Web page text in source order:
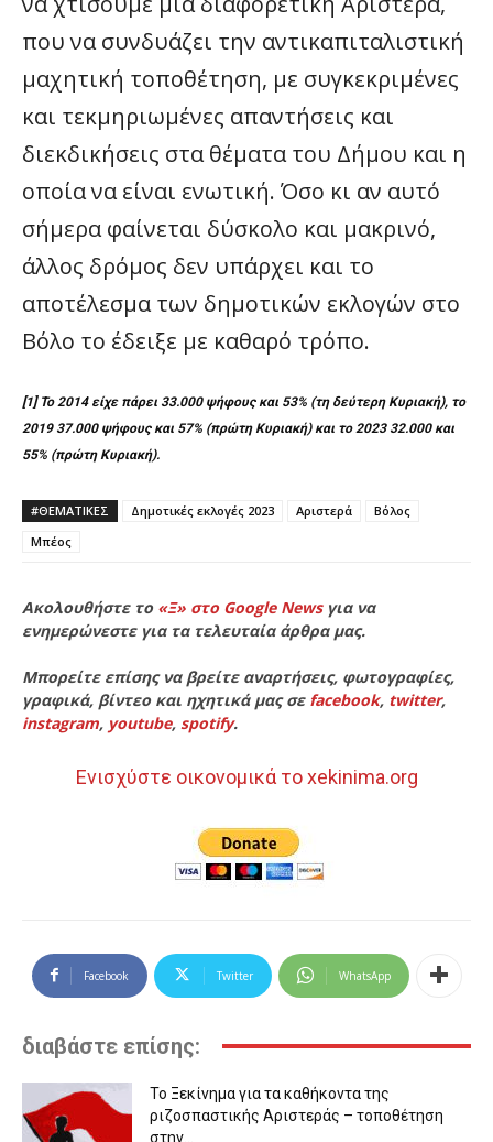
που να συνδυάζει την αντικαπιταλιστική
μαχητική τοποθέτηση, με συγκεκριμένες
και τεκμηριωμένες απαντήσεις και
διεκδικήσεις στα θέματα του Δήμου και η
οποία να είναι ενωτική. Όσο κι αν αυτό
σήμερα φαίνεται δύσκολο και μακρινό,
άλλος δρόμος δεν υπάρχει και το
αποτέλεσμα των δημοτικών εκλογών στο
Βόλο το έδειξε με καθαρό τρόπο.
[1] Το 2014 είχε πάρει 33.000 ψήφους και 53% (τη δεύτερη Κυριακή), το
2019 37.000 ψήφους και 57% (πρώτη Κυριακή) και το 2023 32.000 και
55% (πρώτη Κυριακή).
#ΘΕΜΑΤΙΚΈΣ Δημοτικές εκλογές 2023 Αριστερά
Βόλος
Μπέος
Ακολουθήστε το «Ξ» στο Google Newsγια να
ενημερώνεστε για τα τελευταία άρθρα μας.
Μπορείτε επίσης να βρείτε αναρτήσεις, φωτογραφίες,
γραφικά, βίντεο και ηχητικά μας σε facebook, twitter,
instagram, youtube, spotify.
Ενισχύστε οικονομικά το xekinima.org
Facebook Twitter WhatsApp
διαβάστε επίσης:
Το Ξεκίνημα για τα καθήκοντα της
ριζοσπαστικής Αριστεράς – τοποθέτηση
στην...